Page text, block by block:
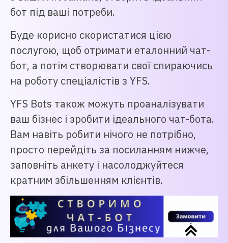
бот під ваші потреби.
Буде корисно скористатися цією
послугою, щоб отримати еталонний чат-
бот, а потім створювати свої спираючись
на роботу спеціалістів з YFS.
YFS Bots також можуть проаналізувати
ваш бізнес і зробити ідеального чат-бота.
Вам навіть робити нічого не потрібно,
просто перейдіть за посиланням нижче,
заповніть анкету і насолоджуйтеся
кратним збільшенням клієнтів.